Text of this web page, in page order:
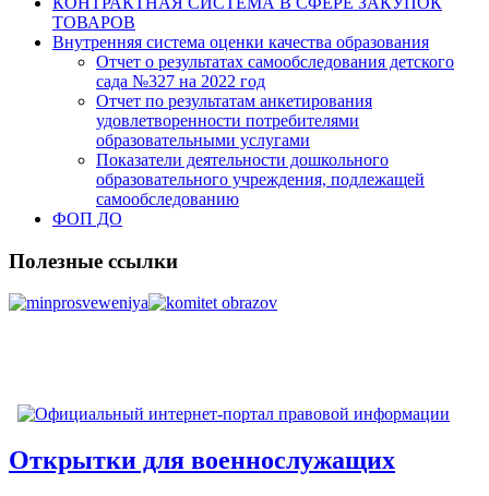
ТОВАРОВ
Внутренняя система оценки качества образования
Отчет о результатах самообследования детского
сада №327 на 2022 год
Отчет по результатам анкетирования
удовлетворенности потребителями
образовательными услугами
Показатели деятельности дошкольного
образовательного учреждения, подлежащей
самообследованию
ФОП ДО
Полезные ссылки
Открытки для военнослужащих